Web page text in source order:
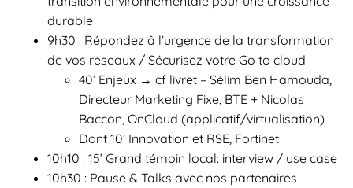
durable
9h30 : Répondez â l’urgence de la transformation
de vos réseaux / Sécurisez votre Go to cloud
40’ Enjeux → cf livret – Sélim Ben Hamouda,
Directeur Marketing Fixe, BTE + Nicolas
Baccon, OnCloud (applicatif/virtualisation)
Dont 10’ Innovation et RSE, Fortinet
10h10 : 15’ Grand témoin local: interview / use case
10h30 : Pause & Talks avec nos partenaires